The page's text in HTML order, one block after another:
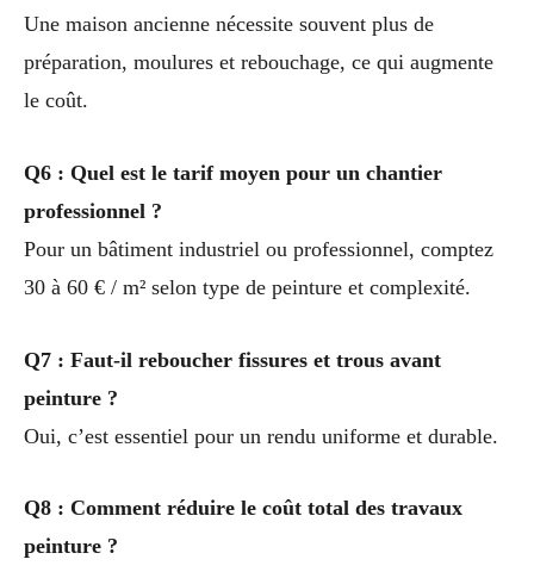
Une maison ancienne nécessite souvent plus de
préparation, moulures et rebouchage, ce qui augmente
le coût.
Q6 : Quel est le tarif moyen pour un chantier
professionnel ?
Pour un bâtiment industriel ou professionnel, comptez
30 à 60 € / m² selon type de peinture et complexité.
Q7 : Faut-il reboucher fissures et trous avant
peinture ?
Oui, c’est essentiel pour un rendu uniforme et durable.
Q8 : Comment réduire le coût total des travaux
peinture ?